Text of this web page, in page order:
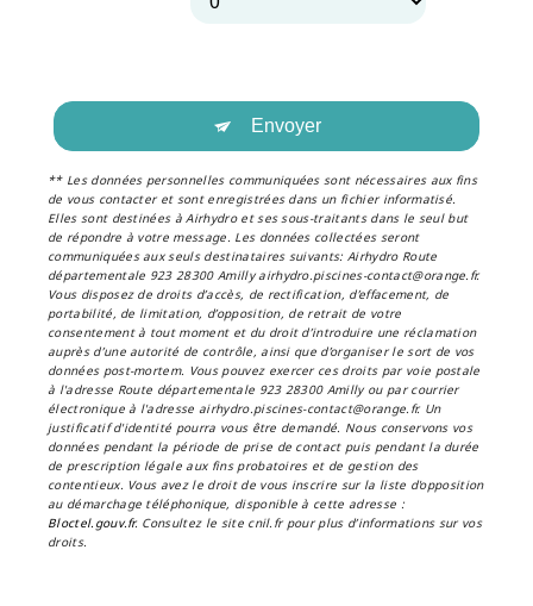
Envoyer
** Les données personnelles communiquées sont nécessaires aux fins
de vous contacter et sont enregistrées dans un fichier informatisé.
Elles sont destinées à Airhydro et ses sous-traitants dans le seul but
de répondre à votre message. Les données collectées seront
communiquées aux seuls destinataires suivants: Airhydro Route
départementale 923 28300 Amilly airhydro.piscines-contact@orange.fr.
Vous disposez de droits d’accès, de rectification, d’effacement, de
portabilité, de limitation, d’opposition, de retrait de votre
consentement à tout moment et du droit d’introduire une réclamation
auprès d’une autorité de contrôle, ainsi que d’organiser le sort de vos
données post-mortem. Vous pouvez exercer ces droits par voie postale
à l'adresse Route départementale 923 28300 Amilly ou par courrier
électronique à l'adresse airhydro.piscines-contact@orange.fr. Un
justificatif d'identité pourra vous être demandé. Nous conservons vos
données pendant la période de prise de contact puis pendant la durée
de prescription légale aux fins probatoires et de gestion des
contentieux. Vous avez le droit de vous inscrire sur la liste d'opposition
au démarchage téléphonique, disponible à cette adresse :
Bloctel.gouv.fr. Consultez le site cnil.fr pour plus d’informations sur vos
droits.